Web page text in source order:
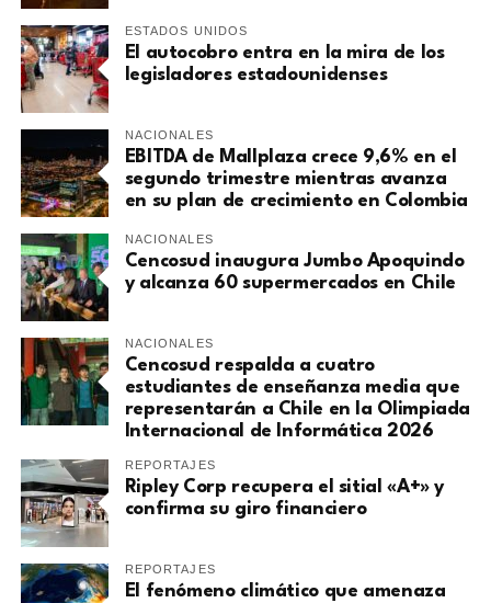
ESTADOS UNIDOS
El autocobro entra en la mira de los
legisladores estadounidenses
NACIONALES
EBITDA de Mallplaza crece 9,6% en el
segundo trimestre mientras avanza
en su plan de crecimiento en Colombia
NACIONALES
Cencosud inaugura Jumbo Apoquindo
y alcanza 60 supermercados en Chile
NACIONALES
Cencosud respalda a cuatro
estudiantes de enseñanza media que
representarán a Chile en la Olimpiada
Internacional de Informática 2026
REPORTAJES
Ripley Corp recupera el sitial «A+» y
confirma su giro financiero
REPORTAJES
El fenómeno climático que amenaza